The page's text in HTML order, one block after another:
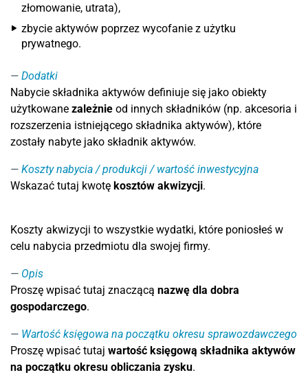
złomowanie, utrata),
zbycie aktywów poprzez wycofanie z użytku
prywatnego.
Dodatki
Nabycie składnika aktywów definiuje się jako obiekty
użytkowane zależnie od innych składników (np. akcesoria i
rozszerzenia istniejącego składnika aktywów), które
zostały nabyte jako składnik aktywów.
Koszty nabycia / produkcji / wartość inwestycyjna
Wskazać tutaj kwotę kosztów akwizycji.
Koszty akwizycji to wszystkie wydatki, które poniosłeś w
celu nabycia przedmiotu dla swojej firmy.
Opis
Proszę wpisać tutaj znaczącą nazwę dla dobra
gospodarczego.
Wartość księgowa na początku okresu sprawozdawczego
Proszę wpisać tutaj wartość księgową składnika aktywów
na początku okresu obliczania zysku.